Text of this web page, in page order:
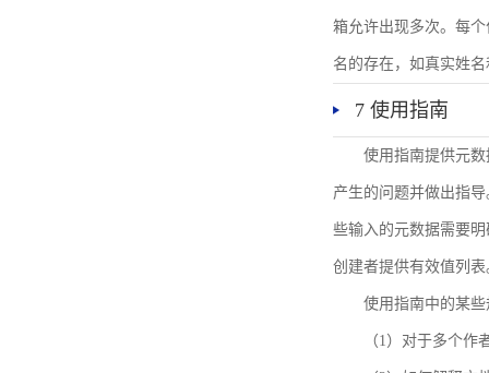
箱允许出现多次。每
名的存在，如真实姓
7 使用指南
使用指南提供元
产生的问题并做出指
些输入的元数据需要
创建者提供有效值列表
使用指南中的某
（1）对于多个作